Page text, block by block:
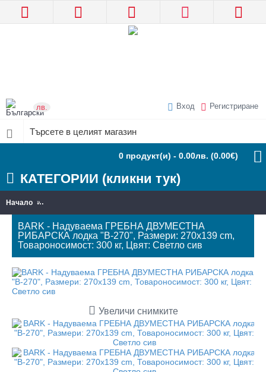
лв. Вход Регистриране
0 продукт(и) - 0.00лв. (0.00€)
КАТЕГОРИИ (кликни тук)
Начало BARK - Надуваема ГРЕБНА ДВУМЕСТНА РИБАРСКА лодка "B-
BARK - Надуваема ГРЕБНА ДВУМЕСТНА
РИБАРСКА лодка "B-270", Размери: 270x139 cm,
Товароносимост: 300 кг, Цвят: Светло сив
Увеличи снимките